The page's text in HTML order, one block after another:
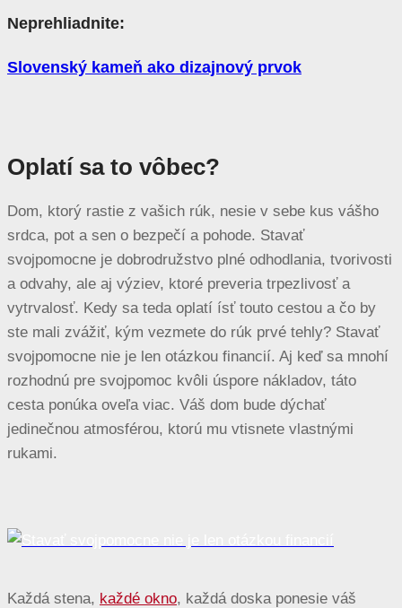
Neprehliadnite:
Slovenský kameň ako dizajnový prvok
Oplatí sa to vôbec?
Dom, ktorý rastie z vašich rúk, nesie v sebe kus vášho
srdca, pot a sen o bezpečí a pohode. Stavať
svojpomocne je dobrodružstvo plné odhodlania, tvorivosti
a odvahy, ale aj výziev, ktoré preveria trpezlivosť a
vytrvalosť. Kedy sa teda oplatí ísť touto cestou a čo by
ste mali zvážiť, kým vezmete do rúk prvé tehly? Stavať
svojpomocne nie je len otázkou financií. Aj keď sa mnohí
rozhodnú pre svojpomoc kvôli úspore nákladov, táto
cesta ponúka oveľa viac. Váš dom bude dýchať
jedinečnou atmosférou, ktorú mu vtisnete vlastnými
rukami.
Každá stena, každé okno, každá doska ponesie váš